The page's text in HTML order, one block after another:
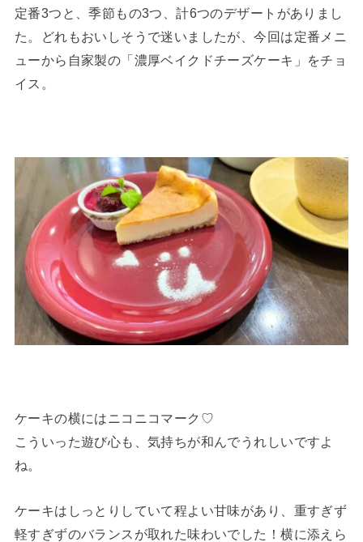
定番3つと、季節もの3つ、計6つのデザートがありまし
た。どれもおいしそうで迷いましたが、今回は定番メニ
ューから自家製の「濃厚ベイクドチーズケーキ」をチョ
イス。
ケーキの横にはニコニコマーク♡
こういった遊び心も、気持ちが和んでうれしいですよ
ね。
ケーキはしっとりしていて程よい甘味があり、重すぎず
軽すぎずのバランスが取れた味わいでした！横に添えら